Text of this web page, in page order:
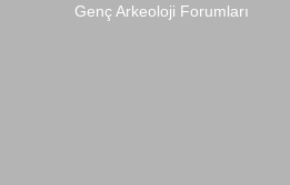
Genç Arkeoloji Forumları